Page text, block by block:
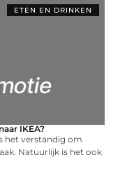
ETEN EN DRINKEN
IKEA?
het verstandig om
Natuurlijk is het ook